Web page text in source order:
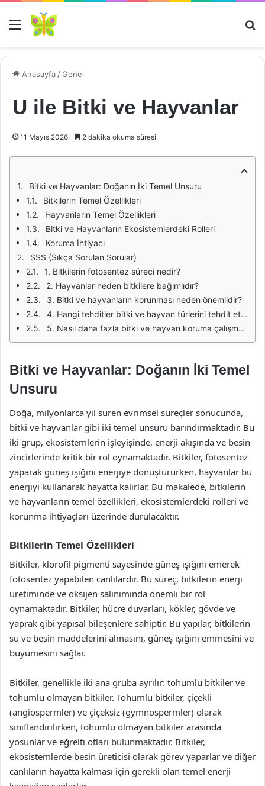
Menü
Anasayfa /Genel
U ile Bitki ve Hayvanlar
11 Mayıs 2026 2 dakika okuma süresi
Bitki ve Hayvanlar: Doğanın İki Temel Unsuru
Bitkilerin Temel Özellikleri
Hayvanların Temel Özellikleri
Bitki ve Hayvanların Ekosistemlerdeki Rolleri
Koruma İhtiyacı
SSS (Sıkça Sorulan Sorular)
1. Bitkilerin fotosentez süreci nedir?
2. Hayvanlar neden bitkilere bağımlıdır?
3. Bitki ve hayvanların korunması neden önemlidir?
4. Hangi tehditler bitki ve hayvan türlerini tehdit etmektedir?
5. Nasıl daha fazla bitki ve hayvan koruma çalışmaları yapabiliriz?
Bitki ve Hayvanlar: Doğanın İki Temel
Unsuru
Doğa, milyonlarca yıl süren evrimsel süreçler sonucunda,
bitki ve hayvanlar gibi iki temel unsuru barındırmaktadır. Bu
iki grup, ekosistemlerin işleyişinde, enerji akışında ve besin
zincirlerinde kritik bir rol oynamaktadır. Bitkiler, fotosentez
yaparak güneş ışığını enerjiye dönüştürürken, hayvanlar bu
enerjiyi kullanarak hayatta kalırlar. Bu makalede, bitkilerin
ve hayvanların temel özellikleri, ekosistemlerdeki rolleri ve
korunma ihtiyaçları üzerinde durulacaktır.
Bitkilerin Temel Özellikleri
Bitkiler, klorofil pigmenti sayesinde güneş ışığını emerek
fotosentez yapabilen canlılardır. Bu süreç, bitkilerin enerji
üretiminde ve oksijen salınımında önemli bir rol
oynamaktadır. Bitkiler, hücre duvarları, kökler, gövde ve
yaprak gibi yapısal bileşenlere sahiptir. Bu yapılar, bitkilerin
su ve besin maddelerini almasını, güneş ışığını emmesini ve
büyümesini sağlar.
Bitkiler, genellikle iki ana gruba ayrılır: tohumlu bitkiler ve
tohumlu olmayan bitkiler. Tohumlu bitkiler, çiçekli
(angiospermler) ve çiçeksiz (gymnospermler) olarak
sınıflandırılırken, tohumlu olmayan bitkiler arasında
yosunlar ve eğrelti otları bulunmaktadır. Bitkiler,
ekosistemlerde besin üreticisi olarak görev yaparlar ve diğer
canlıların hayatta kalması için gerekli olan temel enerji